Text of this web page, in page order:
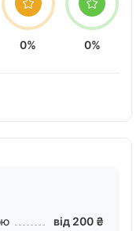
0% 0%
від 200 ₴